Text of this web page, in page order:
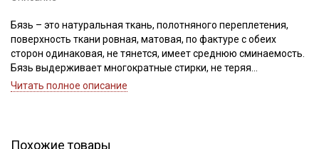
Бязь – это натуральная ткань, полотняного переплетения,
поверхность ткани ровная, матовая, по фактуре с обеих
сторон одинаковая, не тянется, имеет среднюю сминаемость.
Бязь выдерживает многократные стирки, не теряя
привлекательный вид, не вытягивается после стирок, легко
кроватку, конвертов на выписку, детских вигвамов,
Читать полное описание
Похожие товары